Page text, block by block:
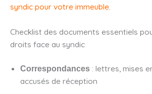
syndic pour votre immeuble.
Checklist des documents essentiels
droits face au syndic
Correspondances : lettres, mises
accusés de réception